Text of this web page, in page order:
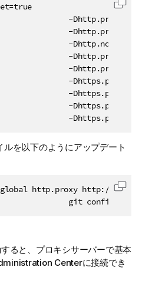
-Dhttp.proxyHost=
-Dhttp.proxyPort=
-
-Dhttp.proxyUser=
-
-Dhttps.proxyHost=
-Dhttps.proxyPort=
-Dhttps.proxyUser=
-
コード
ルを以下のようにアップデート
http.proxy http://<
git config --
コード
ると、プロキシサーバーで基本
Centerに接続でき